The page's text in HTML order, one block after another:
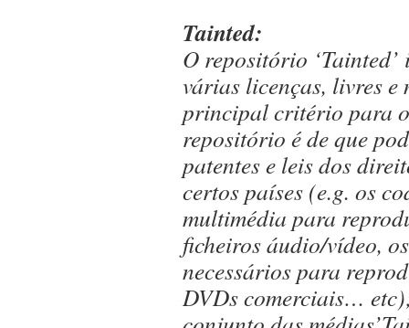
Tainted:
O repositório
várias licenças, livres e
principal critério para
repositório é de que
patentes e leis dos
certos países (e.g. os
multimédia para
ficheiros áudio/vídeo,
necessários para
DVDs comerciais…